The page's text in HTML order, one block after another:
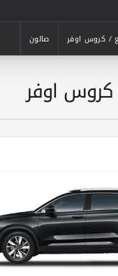
/ كروس اوفر صالون
كروس اوفر